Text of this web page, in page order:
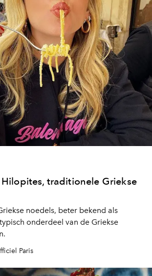
je daarvoor boven moet
traditionele Griekse
noedels, beter bekend als
onderdeel van de Griekse
Paris